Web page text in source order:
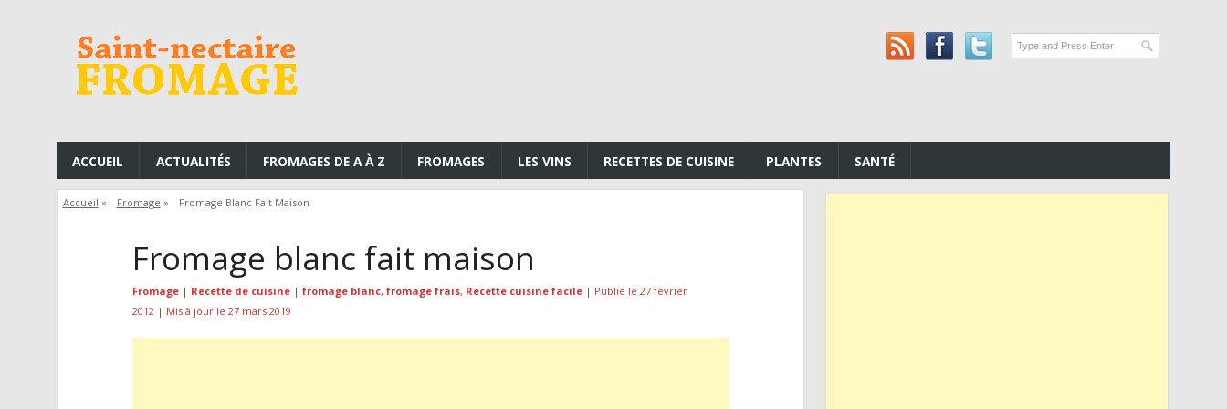
ACCUEIL ACTUALITÉS FROMAGES DE A À Z FROMAGES LES VINS RECETTES DE CUISINE PLANTES SANTÉ
Accueil » Fromage » Fromage Blanc Fait Maison
Fromage blanc fait maison
Fromage| Recette de cuisine| fromage blanc, fromage frais, Recette cuisine facile| Publié le 27 février
2012 | Mis à jour le 27 mars 2019